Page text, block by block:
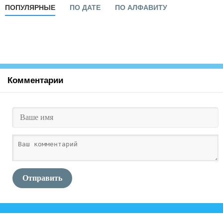
ПОПУЛЯРНЫЕ ПО ДАТЕ ПО АЛФАВИТУ
Комментарии
Отправить